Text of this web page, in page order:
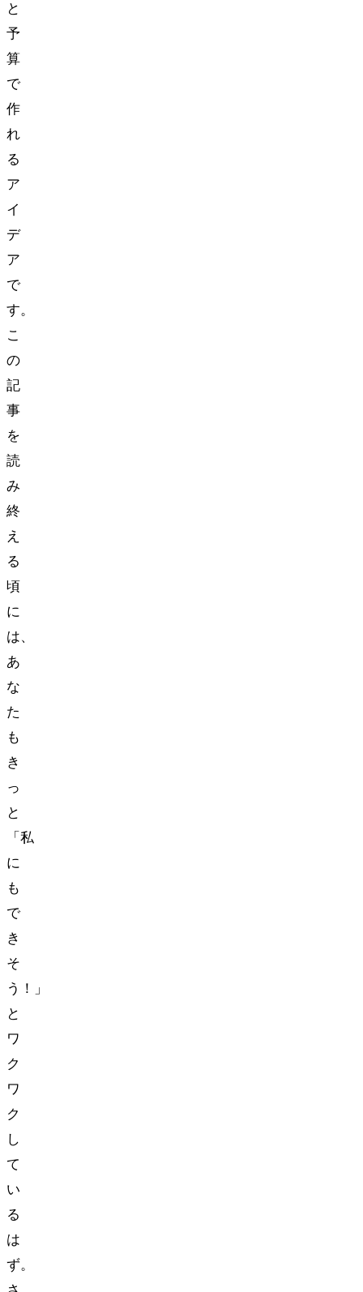
と
予
算
で
作
れ
る
ア
イ
デ
ア
で
す。
こ
の
記
事
を
読
み
終
え
る
頃
に
は、
あ
な
た
も
き
っ
と
「私
に
も
で
き
そ
う！」
と
ワ
ク
ワ
ク
し
て
い
る
は
ず。